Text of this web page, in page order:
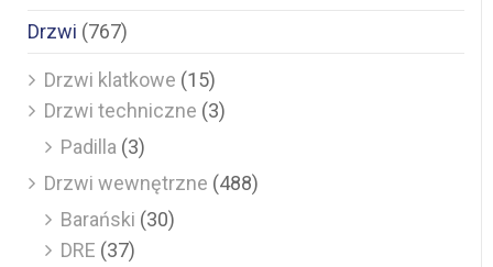
Drzwi (767)
Drzwi klatkowe (15)
Drzwi techniczne (3)
Padilla (3)
Drzwi wewnętrzne (488)
Barański (30)
DRE (37)